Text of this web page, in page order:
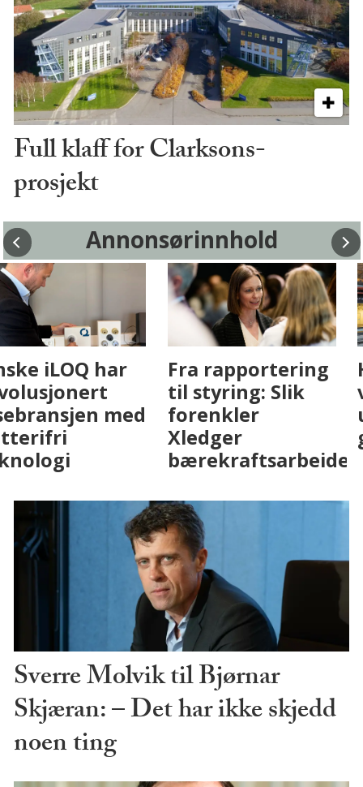
Full klaff for Clarksons-
prosjekt
Annonsørinnhold
Fenistra endrer
eiendomsbransjen
med AI. Slik ser vi
på fremtiden
Finske iLOQ har
revolusjonert
låsebransjen med
batterifri
teknologi
Sverre Molvik til Bjørnar
Skjæran: – Det har ikke skjedd
noen ting